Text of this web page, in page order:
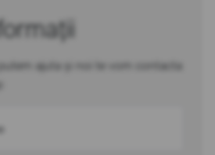
ajuta și noi te vom contacta